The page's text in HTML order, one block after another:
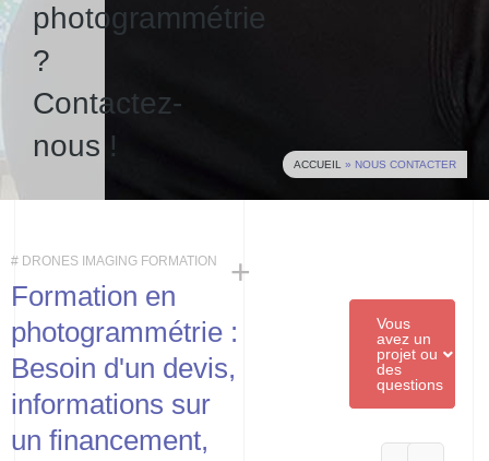
photogrammétrie
?
Contactez-
nous !
ACCUEIL » NOUS CONTACTER
+
# DRONES IMAGING FORMATION
Formation en
photogrammétrie :
Besoin d'un devis,
informations sur
un financement,
Vous
avez un
projet ou
des
questions